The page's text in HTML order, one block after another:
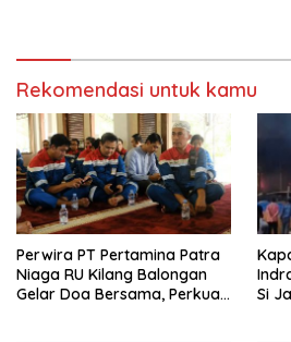
Rekomendasi untuk kamu
Perwira PT Pertamina Patra
Niaga RU Kilang Balongan
Gelar Doa Bersama, Perkuat
Si